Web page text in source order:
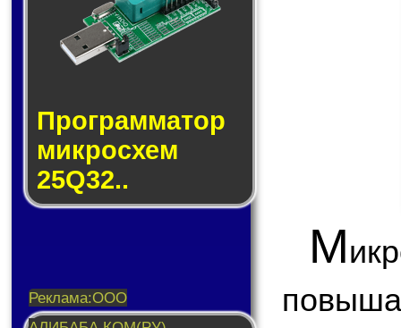
Прог­рам­ма­тор
мик­ро­схем
25Q32..
М